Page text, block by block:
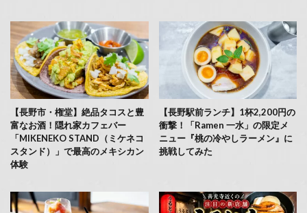
【長野市・権堂】絶品タコスと豊
富なお酒！隠れ家カフェバー
「MIKENEKO STAND（ミケネコ
スタンド）」で最高のメキシカン
体験
【長野駅前ランチ】1杯2,200円の
衝撃！「Ramen 一水」の限定メ
ニュー『桃の冷やしラーメン』に
挑戦してみた